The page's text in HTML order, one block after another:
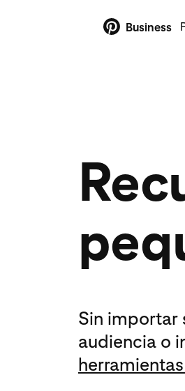
Business
Sin importar
audiencia o